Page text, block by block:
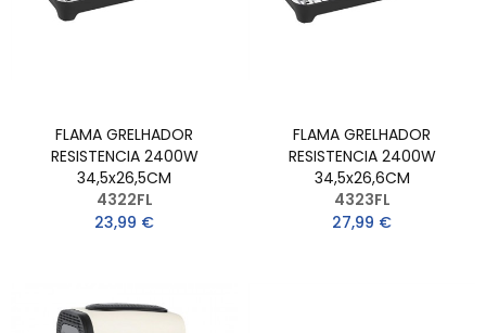
FLAMA GRELHADOR
RESISTENCIA 2400W
34,5x26,5CM
4322FL
23,99 €
FLAMA GRELHADOR
RESISTENCIA 2400W
34,5x26,6CM
4323FL
27,99 €